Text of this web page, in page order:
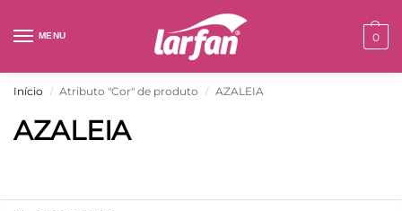
MENU 0
Início / Atributo "Cor" de produto / AZALEIA
AZALEIA